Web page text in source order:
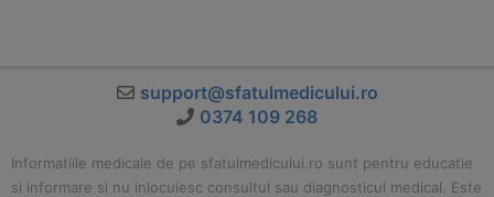
support@sfatulmedicului.ro
0374 109 268
Informatiile medicale de pe sfatulmedicului.ro sunt pentru educatie
si informare si nu inlocuiesc consultul sau diagnosticul medical. Este